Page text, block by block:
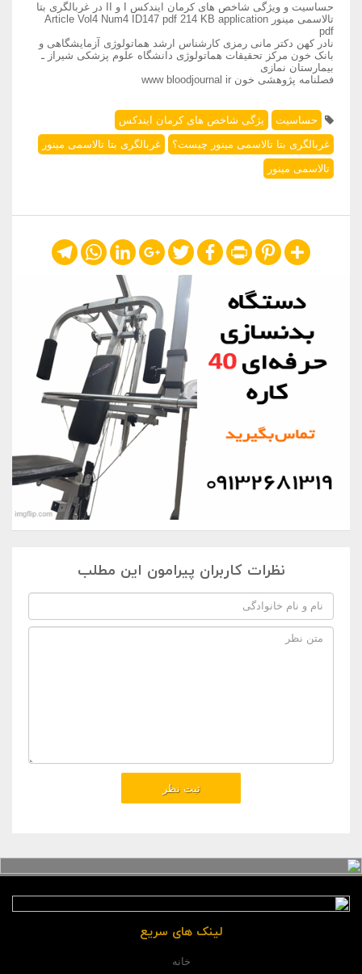
حساسیت و ویژگی شاخص های کرمان ایندکس I و II در غربالگری بتا
تالاسمی مینور Article Vol4 Num4 ID147 pdf 214 KB application
pdf
نادر کهن دکتر مانی رمزی کارشناس ارشد هماتولوژی آزمایشگاهی و
بانک خون مرکز تحقیقات هماتولوژی دانشگاه علوم پزشکی شیراز ـ
بیمارستان نمازی
فصلنامه پژوهشی خون www bloodjournal ir
حساسیت
یژگی شاخص های کرمان ایندکس
غربالگری بتا تالاسمی مینور چیست؟
غربالگری بتا تالاسمی مینور
تالاسمی مینور
Share
Pinterest
Print
Facebook
Twitter
Google+
LinkedIn
WhatsApp
Telegram
نظرات کاربران پیرامون این مطلب
لینک های سریع
خانه